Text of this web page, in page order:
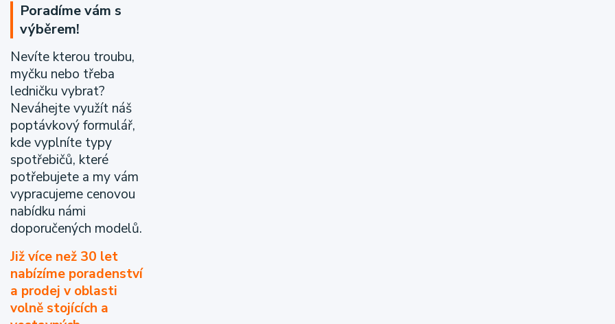
Poradíme vám s
výběrem!
Nevíte kterou troubu,
myčku nebo třeba
ledničku vybrat?
Neváhejte využít náš
poptávkový formulář,
kde vyplníte typy
spotřebičů, které
potřebujete a my vám
vypracujeme cenovou
nabídku námi
doporučených modelů.
Již více než 30 let
nabízíme poradenství
a prodej v oblasti
volně stojících a